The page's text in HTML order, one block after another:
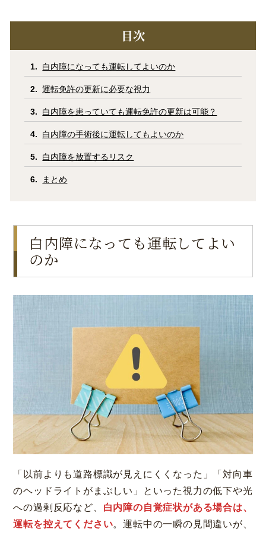
迷惑行為に対するの当院の対応に関して
初診時における情報開示に関して目次
白内障になっても運転してよいのか
運転免許の更新に必要な視力
白内障を患っていても運転免許の更新は可能？
白内障の手術後に運転してもよいのか
白内障を放置するリスク
まとめ
白内障になっても運転してよい
のか
「以前よりも道路標識が見えにくくなった」「対向車
のヘッドライトがまぶしい」といった視力の低下や光
への過剰反応など、 白内障の自覚症状がある場合は、
運転を控えてください。運転中の一瞬の見間違いが、